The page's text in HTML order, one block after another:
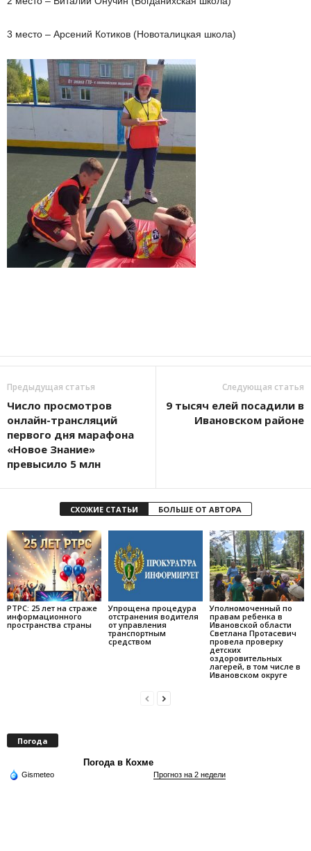
3 место – Арсений Котиков (Новоталицкая школа)
Предыдущая статья
Число просмотров
онлайн-трансляций
первого дня марафона
«Новое Знание»
превысило 5 млн
Следующая статья
9 тысяч елей посадили в
Ивановском районе
СХОЖИЕ СТАТЬИ БОЛЬШЕ ОТ АВТОРА
РТРС: 25 лет на страже
информационного
пространства страны
Упрощена процедура
отстранения водителя
от управления
транспортным
средством
Уполномоченный по
правам ребенка в
Ивановской области
Светлана Протасевич
провела проверку
детских
оздоровительных
лагерей, в том числе в
Ивановском округе
Погода
Погода в Кохме
Gismeteo Прогноз на 2 недели